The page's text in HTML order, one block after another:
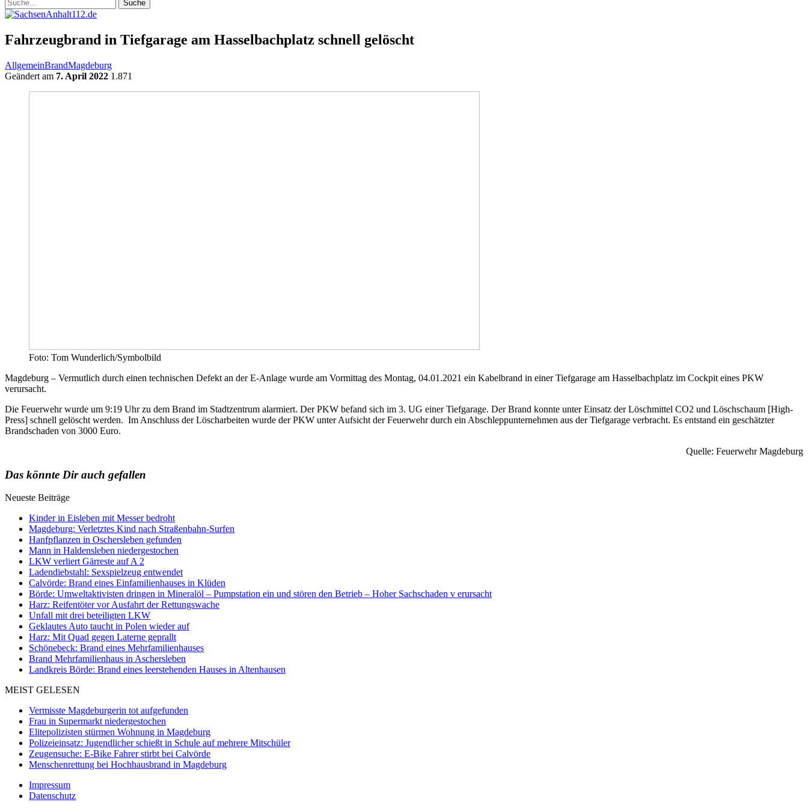
Fahrzeugbrand in Tiefgarage am Hasselbachplatz schnell gelöscht
AllgemeinBrandMagdeburg
Geändert am 7. April 2022 1.871
Foto: Tom Wunderlich/Symbolbild
Magdeburg – Vermutlich durch einen technischen Defekt an der E-Anlage wurde am Vormittag des Montag, 04.01.2021 ein Kabelbrand in einer Tiefgarage am Hasselbachplatz im Cockpit eines PKW
verursacht.
Die Feuerwehr wurde um 9:19 Uhr zu dem Brand im Stadtzentrum alarmiert. Der PKW befand sich im 3. UG einer Tiefgarage. Der Brand konnte unter Einsatz der Löschmittel CO2 und Löschschaum [High-
Press] schnell gelöscht werden. Im Anschluss der Löscharbeiten wurde der PKW unter Aufsicht der Feuerwehr durch ein Abschleppunternehmen aus der Tiefgarage verbracht. Es entstand ein geschätzter
Brandschaden von 3000 Euro.
Quelle: Feuerwehr Magdeburg
Das könnte Dir auch gefallen
Neueste Beiträge
Kinder in Eisleben mit Messer bedroht
Magdeburg: Verletztes Kind nach Straßenbahn-Surfen
Hanfpflanzen in Oschersleben gefunden
Mann in Haldensleben niedergestochen
LKW verliert Gärreste auf A 2
Ladendiebstahl: Sexspielzeug entwendet
Calvörde: Brand eines Einfamilienhauses in Klüden
Börde: Umweltaktivisten dringen in Mineralöl – Pumpstation ein und stören den Betrieb – Hoher Sachschaden v erursacht
Harz: Reifentöter vor Ausfahrt der Rettungswache
Unfall mit drei beteiligten LKW
Geklautes Auto taucht in Polen wieder auf
Harz: Mit Quad gegen Laterne geprallt
Schönebeck: Brand eines Mehrfamilienhauses
Brand Mehrfamilienhaus in Aschersleben
Landkreis Börde: Brand eines leerstehenden Hauses in Altenhausen
MEIST GELESEN
Vermisste Magdeburgerin tot aufgefunden
Frau in Supermarkt niedergestochen
Elitepolizisten stürmen Wohnung in Magdeburg
Polizeieinsatz: Jugendlicher schießt in Schule auf mehrere Mitschüler
Zeugensuche: E-Bike Fahrer stirbt bei Calvörde
Menschenrettung bei Hochhausbrand in Magdeburg
Impressum
Datenschutz